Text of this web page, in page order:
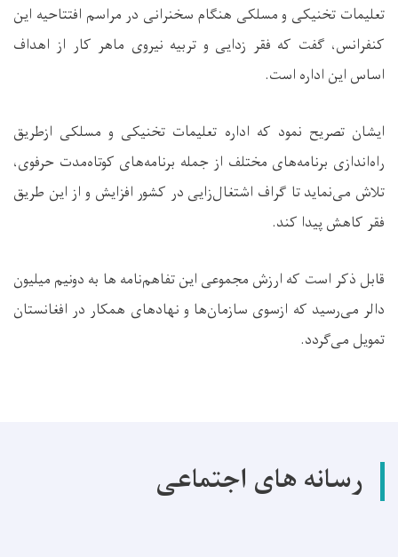
تعلیمات تخنیکی و مسلکی هنگام سخنرانی در مراسم افتتاحیه این
کنفرانس، گفت که فقر زدایی و تربیه نیروی ماهر کار از اهداف
اساس این اداره است.
ایشان تصریح نمود که اداره تعلیمات تخنیکی و مسلکی ازطریق
راه‌اندازی برنامه‌های مختلف از جمله برنامه‌های کوتاه‌مدت حرفوی،
تلاش می‌نماید تا گراف اشتغال‌زایی در کشور افزایش و از این طریق
فقر کاهش پیدا کند.
قابل ذکر است که ارزش مجموعی این تفاهم‌نامه ها به دونیم میلیون
دالر می‌رسید که ازسوی سازمان‌ها و نهادهای همکار در افغانستان
تمویل می‌گردد.
رسانه های اجتماعی